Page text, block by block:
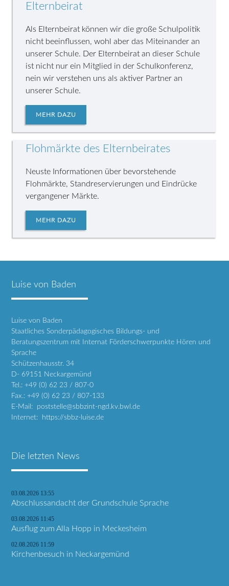
Elternbeirat
Als Elternbeirat können wir die große Schulpolitik
nicht beeinflussen, wohl aber das Miteinander an
unserer Schule. Der Elternbeirat an dieser Schule
ist nicht nur ein Mitglied in der Schulkonferenz,
nein wir verstehen uns als aktiver Partner an
unserer Schule.
MEHR DAZU
Flohmärkte des Elternbeirates
Neuste Informationen über bevorstehende
Flohmärkte, Standreservierungen und Eindrücke
vergangener Märkte.
MEHR DAZU
Luise von Baden
Luise von Baden
Staatliches Sonderpädagogisches Bildungs- und
Beratungszentrum mit Internat Förderschwerpunkte Hören und
Sprache
Schützenhausstr. 34
D- 69151 Neckargemünd
Tel.: +49 (0) 62 23 / 807-0
Fax.: +49 (0) 62 23 / 807-133
E-Mail: poststelle@sbbzint-ngd.kv.bwl.de
Internet: https://sbbz-luise.de
Die letzten News
03.08.2026 13:55
Abschlussandacht der Grundschule Sprache
03.08.2026 11:45
Ausflug zum Alla Hopp in Meckesheim
02.08.2026 11:59
Kirchenbesuch in Neckargemünd